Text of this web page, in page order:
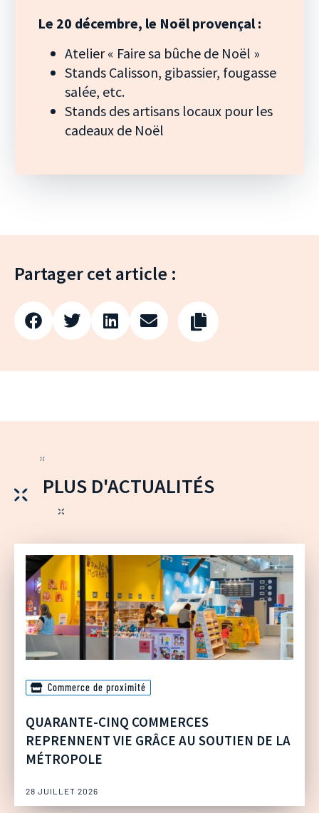
Le 20 décembre, le Noël provençal :
Atelier « Faire sa bûche de Noël »
Stands Calisson, gibassier, fougasse
salée, etc.
Stands des artisans locaux pour les
cadeaux de Noël
Partager cet article :
PLUS D'ACTUALITÉS
Commerce de proximité
QUARANTE-CINQ COMMERCES
REPRENNENT VIE GRÂCE AU SOUTIEN DE LA
MÉTROPOLE
28 JUILLET 2026